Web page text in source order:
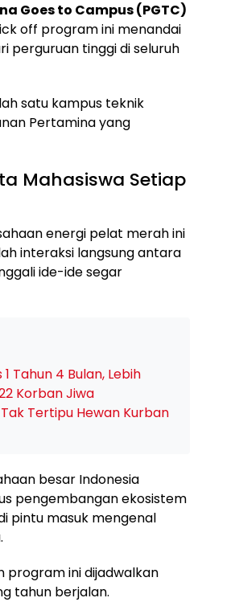
Goes to Campus (PGTC)
off program ini menandai
perguruan tinggi di seluruh
satu kampus teknik
Pertamina yang
Mahasiswa Setiap
energi pelat merah ini
interaksi langsung antara
ide-ide segar
Tahun 4 Bulan, Lebih
Korban Jiwa
Tertipu Hewan Kurban
besar Indonesia
pengembangan ekosistem
pintu masuk mengenal
program ini dijadwalkan
tahun berjalan.